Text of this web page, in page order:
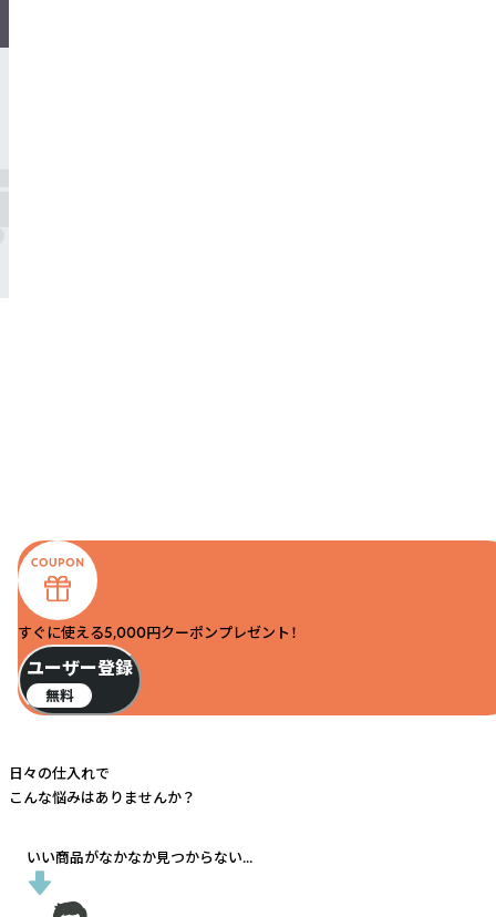
すぐに使える5,000円クーポンプレゼント！
ユーザー登録
無料
日々の仕入れで
こんな悩みはありませんか？
いい商品がなかなか見つからない...